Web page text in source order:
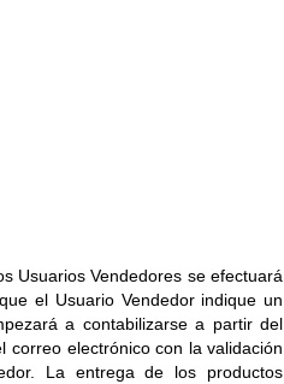
Usuarios Vendedores se efectuará
el Usuario Vendedor indique un
a contabilizarse a partir del
correo electrónico con la validación
La entrega de los productos